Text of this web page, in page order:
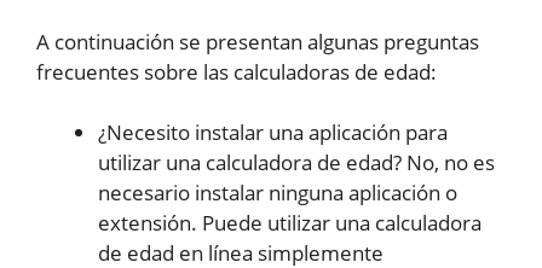
A continuación se presentan algunas preguntas
frecuentes sobre las calculadoras de edad:
¿Necesito instalar una aplicación para
utilizar una calculadora de edad? No, no es
necesario instalar ninguna aplicación o
extensión. Puede utilizar una calculadora
de edad en línea simplemente